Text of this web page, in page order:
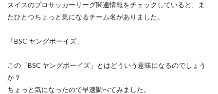
スイスのプロサッカーリーグ関連情報をチェックしていると、ま
たひとつちょっと気になるチーム名がありました。
「BSC ヤングボーイズ」
この「BSC ヤングボーイズ」とはどういう意味になるのでしょう
か？
ちょっと気になったので早速調べてみました。